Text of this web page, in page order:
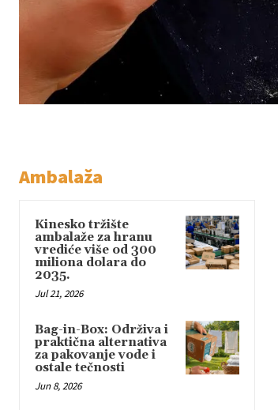
Ambalaža
Kinesko tržište
ambalaže za hranu
vrediće više od 300
miliona dolara do
2035.
Jul 21, 2026
Bag-in-Box: Održiva i
praktična alternativa
za pakovanje vode i
ostale tečnosti
Jun 8, 2026